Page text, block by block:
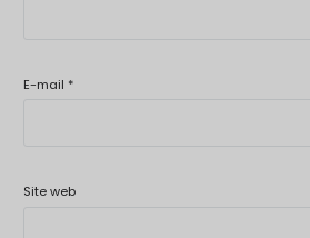
E-mail *
Site web